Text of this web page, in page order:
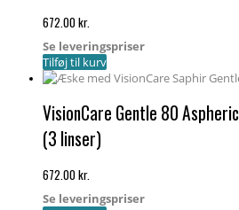
672.00kr.
Se leveringspriser
Tilføj til kurv
VisionCare Gentle 80 Aspheric
(3 linser)
672.00kr.
Se leveringspriser